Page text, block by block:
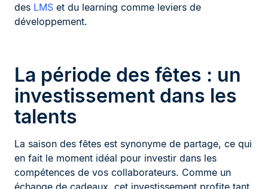
des LMS et du learning comme leviers de
développement.
La période des fêtes : un
investissement dans les
talents
La saison des fêtes est synonyme de partage, ce qui
en fait le moment idéal pour investir dans les
compétences de vos collaborateurs. Comme un